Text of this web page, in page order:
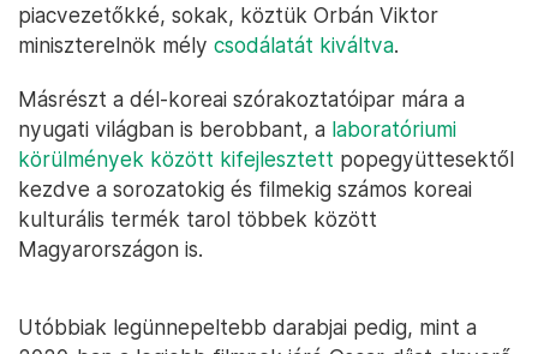
piacvezetőkké, sokak, köztük Orbán Viktor
miniszterelnök mély csodálatát kiváltva.
Másrészt a dél-koreai szórakoztatóipar mára a
nyugati világban is berobbant, a laboratóriumi
körülmények között kifejlesztett popegyüttesektől
kezdve a sorozatokig és filmekig számos koreai
kulturális termék tarol többek között
Magyarországon is.
Utóbbiak legünnepeltebb darabjai pedig, mint a